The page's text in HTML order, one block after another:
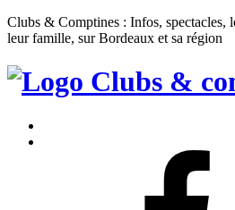
Clubs & Comptines : Infos, spectacles,
leur famille, sur Bordeaux et sa région
Clubs
Comptines